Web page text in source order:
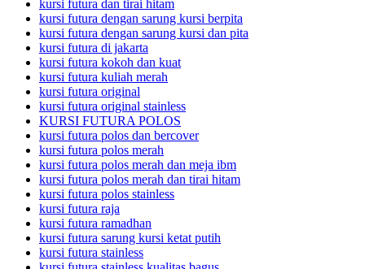
kursi futura dan tirai hitam
kursi futura dengan sarung kursi berpita
kursi futura dengan sarung kursi dan pita
kursi futura di jakarta
kursi futura kokoh dan kuat
kursi futura kuliah merah
kursi futura original
kursi futura original stainless
KURSI FUTURA POLOS
kursi futura polos dan bercover
kursi futura polos merah
kursi futura polos merah dan meja ibm
kursi futura polos merah dan tirai hitam
kursi futura polos stainless
kursi futura raja
kursi futura ramadhan
kursi futura sarung kursi ketat putih
kursi futura stainless